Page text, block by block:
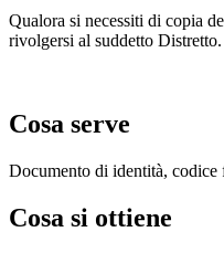
Qualora si necessiti di copia
rivolgersi al suddetto Distretto.
Cosa serve
Documento di identità,
Cosa si ottiene